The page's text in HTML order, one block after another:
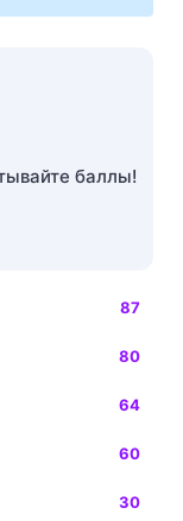
баллы!
87
80
64
60
30